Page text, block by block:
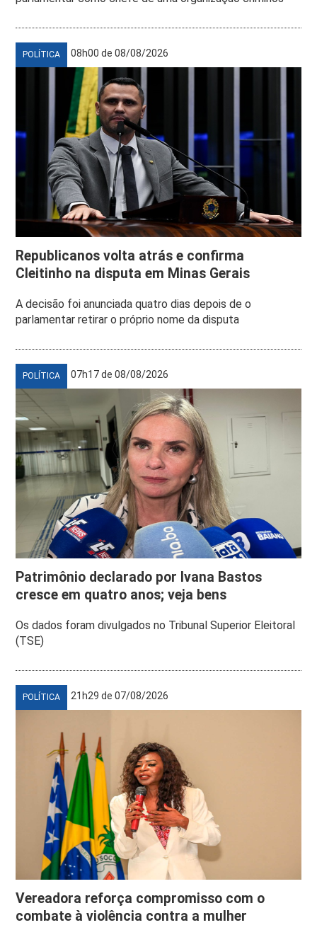
POLÍTICA 08h00 de 08/08/2026
Republicanos volta atrás e confirma
Cleitinho na disputa em Minas Gerais
A decisão foi anunciada quatro dias depois de o
parlamentar retirar o próprio nome da disputa
POLÍTICA 07h17 de 08/08/2026
Patrimônio declarado por Ivana Bastos
cresce em quatro anos; veja bens
Os dados foram divulgados no Tribunal Superior Eleitoral
(TSE)
POLÍTICA 21h29 de 07/08/2026
Vereadora reforça compromisso com o
combate à violência contra a mulher